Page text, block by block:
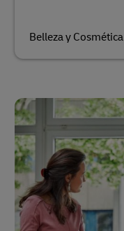
Belleza y Cosmética